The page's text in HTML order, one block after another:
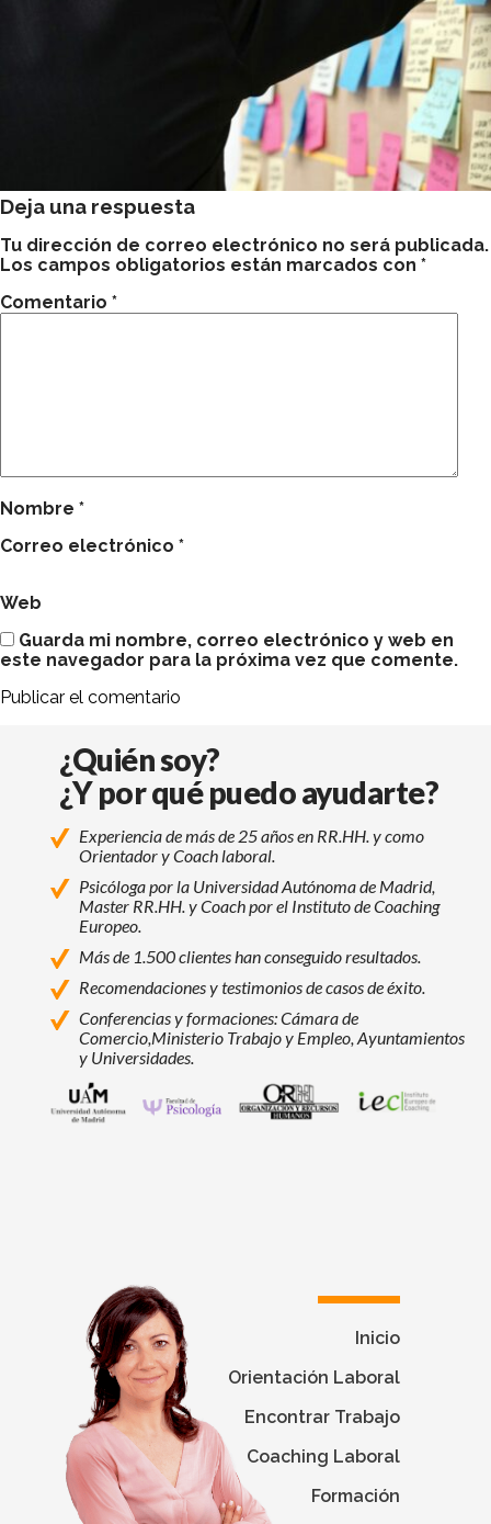
Deja una respuesta
Tu dirección de correo electrónico no será publicada.
Los campos obligatorios están marcados con *
Comentario *
Nombre *
Correo electrónico *
Web
Guarda mi nombre, correo electrónico y web en
este navegador para la próxima vez que comente.
¿Quién soy?
¿Y por qué puedo ayudarte?
Experiencia de más de 25 años en RR.HH. y como
Orientador y Coach laboral.
Psicóloga por la Universidad Autónoma de Madrid,
Master RR.HH. y Coach por el Instituto de Coaching
Europeo.
Más de 1.500 clientes han conseguido resultados.
Recomendaciones y testimonios de casos de éxito.
Conferencias y formaciones: Cámara de
Comercio,Ministerio Trabajo y Empleo, Ayuntamientos
y Universidades.
Universidad Autónoma de Madrid
Facultad de Psicología - Universidad
Programas de Máster, Experto y
Instituto Europeo de
Inicio
Orientación Laboral
Encontrar Trabajo
Coaching Laboral
Formación